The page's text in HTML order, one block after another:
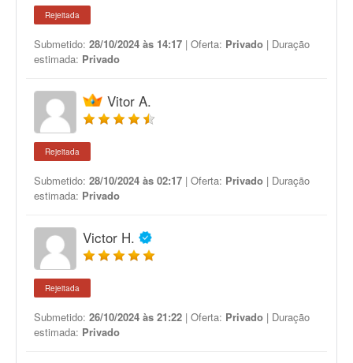
Rejeitada
Submetido: 28/10/2024 às 14:17 | Oferta: Privado | Duração
estimada: Privado
Vitor A.
Rejeitada
Submetido: 28/10/2024 às 02:17 | Oferta: Privado | Duração
estimada: Privado
Victor H.
Rejeitada
Submetido: 26/10/2024 às 21:22 | Oferta: Privado | Duração
estimada: Privado